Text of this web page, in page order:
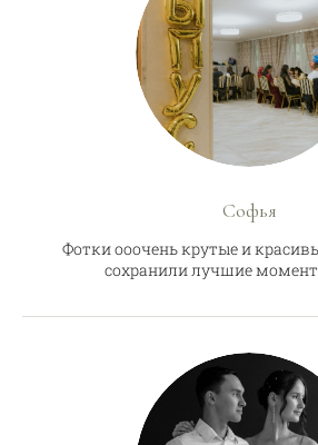
Софья
Фотки ооочень крутые и
сохранили лучшие